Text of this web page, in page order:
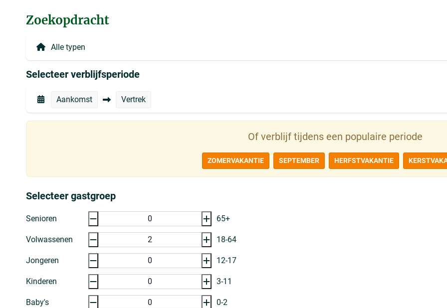
Zoekopdracht
Selecteer verblijfsperiode
Aankomst Vertrek
Of verblijf tijdens een populaire periode
ZOMERVAKANTIE SEPTEMBER HERFSTVAKANTIE
Selecteer gastgroep
Senioren 65+
Volwassenen 18-64
Jongeren 12-17
Kinderen 3-11
Baby's 0-2